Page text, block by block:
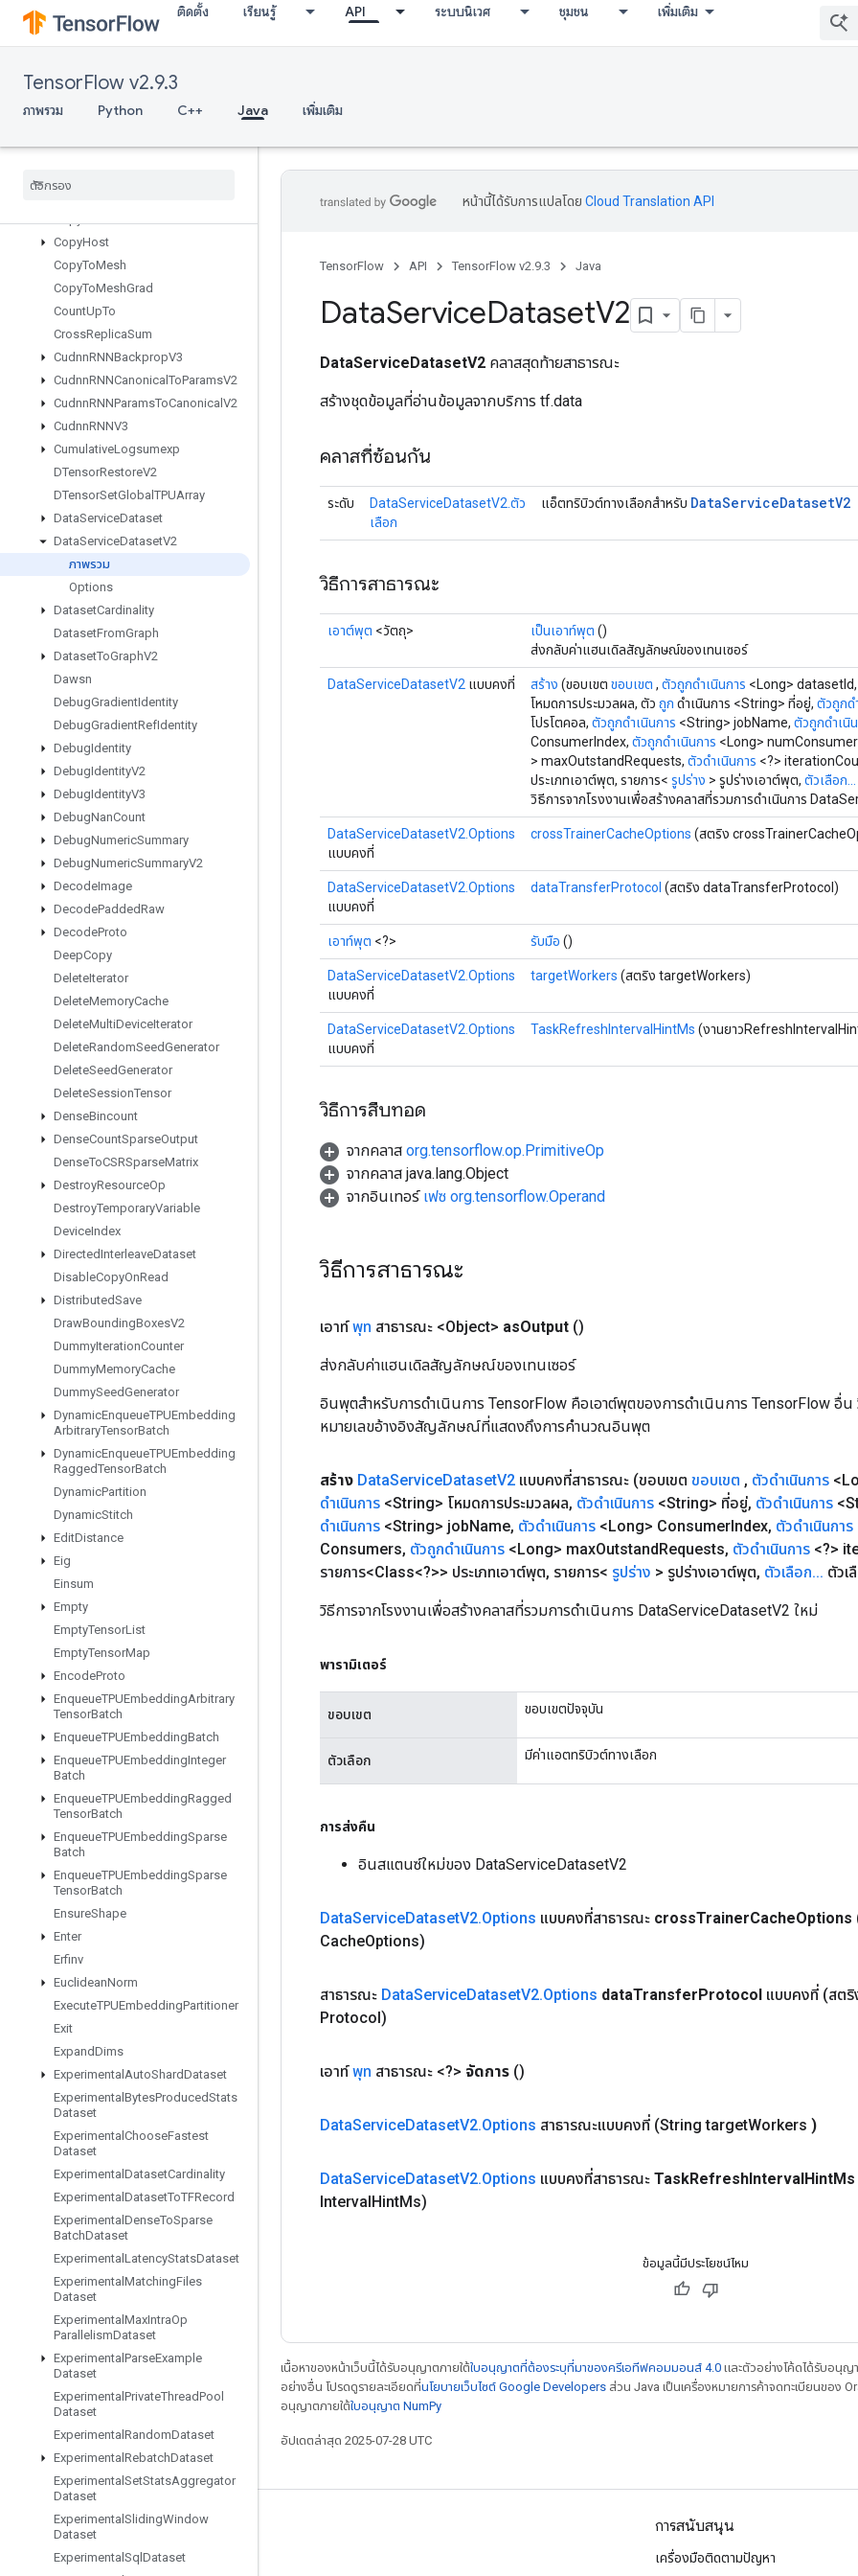
ติดตั้ง เรียนรู้ API ระบบนิเวศ ชุมชน เพิ่มเติม
TensorFlow v2.9.3
ภาพรวม Python C++ Java เพิ่มเติม
ConfigureTPUEmbeddingHost
ConfigureTPUEmbeddingMemory
Constant
ConsumeMutexLock
Conv
CopyHost
CopyToMesh
CopyToMeshGrad
CountUpTo
CrossReplicaSum
CudnnRNNBackpropV3
CudnnRNNCanonical ToParamsV2
CudnnRNNParamsToCanonical V2
CudnnRNNV3
CumulativeLogsumexp
DTensorRestoreV2
DTensorSetGlobal TPUArray
DataServiceDataset
DataServiceDatasetV2
ภาพรวม
Options
DatasetCardinality
DatasetFromGraph
DatasetToGraphV2
Dawsn
DebugGradientIdentity
DebugGradientRefIdentity
DebugIdentity
DebugIdentityV2
DebugIdentityV3
DebugNanCount
DebugNumericSummary
DebugNumericSummaryV2
DecodeImage
DecodePaddedRaw
DecodeProto
DeepCopy
DeleteIterator
DeleteMemoryCache
DeleteMultiDeviceIterator
DeleteRandomSeedGenerator
DeleteSeedGenerator
DeleteSessionTensor
DenseBincount
DenseCountSparseOutput
DenseToCSRSparseMatrix
DestroyResourceOp
DestroyTemporaryVariable
DeviceIndex
DirectedInterleaveDataset
DisableCopyOnRead
DistributedSave
DrawBoundingBoxesV2
DummyIterationCounter
DummyMemoryCache
DummySeedGenerator
DynamicEnqueueTPUEmbedding
ArbitraryTensorBatch
DynamicEnqueueTPUEmbedding
RaggedTensorBatch
DynamicPartition
DynamicStitch
EditDistance
Eig
Einsum
Empty
EmptyTensorList
EmptyTensorMap
EncodeProto
EnqueueTPUEmbeddingArbitrary
TensorBatch
EnqueueTPUEmbeddingBatch
EnqueueTPUEmbeddingInteger
Batch
EnqueueTPUEmbeddingRagged
TensorBatch
EnqueueTPUEmbeddingSparse
Batch
EnqueueTPUEmbeddingSparse
TensorBatch
EnsureShape
Enter
Erfinv
EuclideanNorm
ExecuteTPUEmbeddingPartitioner
Exit
ExpandDims
Experimental AutoShardDataset
Experimental BytesProducedStats
Dataset
Experimental ChooseFastest
Dataset
Experimental DatasetCardinality
Experimental DatasetToTFRecord
Experimental DenseToSparse
BatchDataset
Experimental LatencyStatsDataset
Experimental MatchingFiles
Dataset
Experimental MaxIntraOp
ParallelismDataset
Experimental ParseExample
Dataset
Experimental PrivateThreadPool
Dataset
Experimental RandomDataset
Experimental RebatchDataset
Experimental SetStatsAggregator
Dataset
Experimental SlidingWindow
Dataset
Experimental Sql Dataset
หน้านี้ได้รับการแปลโดย Cloud Translation API
TensorFlow API TensorFlow v2.9.3 Java
DataServiceDatasetV2
DataServiceDatasetV2 คลาสสุดท้ายสาธารณะ
สร้างชุดข้อมูลที่อ่านข้อมูลจากบริการ tf.data
คลาสที่ซ้อนกัน
ระดับ
DataServiceDatasetV2.ตัว
เลือก
แอ็ตทริบิวต์ทางเลือกสำหรับ DataServiceDatasetV2
วิธีการสาธารณะ
เอาต์พุต <วัตถุ> เป็นเอาท์พุต ()
ส่งกลับค่าแฮนเดิลสัญลักษณ์ของเทนเซอร์
DataServiceDatasetV2 แบบคงที่ สร้าง (ขอบเขต ขอบเขต , ตัวถูกดำเนินการ <Long> datasetId,
โหมดการประมวลผล, ตัว ถูก ดำเนินการ <String> ที่อยู่, ตัวถูกด
โปรโตคอล, ตัวถูกดำเนินการ <String> jobName, ตัวถูกดำเนิ
ConsumerIndex, ตัวถูกดำเนินการ <Long>
> maxOutstandRequests, ตัวดำเนินการ <?>
ประเภทเอาต์พุต, รายการ< รูปร่าง > รูปร่างเอาต์พุต, ตัวเลือก...
วิธีการจากโรงงานเพื่อสร้างคลาสที่รวมการดำเนินการ
DataServiceDatasetV2.Options
แบบคงที่
crossTrainerCacheOptions (สตริง
DataServiceDatasetV2.Options
แบบคงที่
dataTransferProtocol (สตริง dataTransferProtocol)
เอาท์พุต <?> รับมือ ()
DataServiceDatasetV2.Options
แบบคงที่
targetWorkers (สตริง targetWorkers)
DataServiceDatasetV2.Options
แบบคงที่
TaskRefreshIntervalHintMs (งานยาว
วิธีการสืบทอด
จากคลาส org.tensorflow.op.PrimitiveOp
จากคลาส java.lang.Object
จากอินเทอร์ เฟซ org.tensorflow.Operand
วิธีการสาธารณะ
เอาท์พุท สาธารณะ <Object> asOutput ()
ส่งกลับค่าแฮนเดิลสัญลักษณ์ของเทนเซอร์
อินพุตสำหรับการดำเนินการ TensorFlow คือเอาต์พุตของการดำเนินการ TensorFlow อื่น
หมายเลขอ้างอิงสัญลักษณ์ที่แสดงถึงการคำนวณอินพุต
สร้าง DataServiceDatasetV2 แบบคงที่สาธารณะ (ขอบเขต ขอบเขต , ตัวดำเนินการ
ดำเนินการ <String> โหมดการประมวลผล, ตัวดำเนินการ <String> ที่อยู่, ตัวดำเนินการ
ดำเนินการ <String> jobName, ตัวดำเนินการ <Long> ConsumerIndex, ตัวดำเนินการ
Consumers, ตัวถูกดำเนินการ <Long> maxOutstandRequests, ตัวดำเนินการ <?>
รายการ<Class<?>> ประเภทเอาต์พุต, รายการ< รูปร่าง > รูปร่างเอาต์พุต, ตัวเลือก... ตัวเ
วิธีการจากโรงงานเพื่อสร้างคลาสที่รวมการดำเนินการ DataServiceDatasetV2 ใหม่
พารามิเตอร์
ขอบเขต ขอบเขตปัจจุบัน
ตัวเลือก มีค่าแอตทริบิวต์ทางเลือก
การส่งคืน
อินสแตนซ์ใหม่ของ DataServiceDatasetV2
DataServiceDatasetV2.Options แบบคงที่สาธารณะ crossTrainerCacheOptions
CacheOptions)
สาธารณะ DataServiceDatasetV2.Options dataTransferProtocol แบบคงที่ (สตริ
Protocol)
เอาท์พุท สาธารณะ <?> จัดการ ()
DataServiceDatasetV2.Options สาธารณะแบบคงที่ (String targetWorkers )
DataServiceDatasetV2.Options แบบคงที่สาธารณะ TaskRefreshIntervalHintMs
IntervalHintMs)
ข้อมูลนี้มีประโยชน์ไหม
เนื้อหาของหน้าเว็บนี้ได้รับอนุญาตภายใต้ใบอนุญาตที่ต้องระบุที่มาของครีเอทีฟคอมมอนส์ 4.0 และตัวอย่างโค้ดได้รับอนุญ
อย่างอื่น โปรดดูรายละเอียดที่นโยบายเว็บไซต์ Google Developers ส่วน Java เป็นเครื่องหมายการค้าจดทะเบียนของ
อนุญาตภายใต้ใบอนุญาต NumPy
อัปเดตล่าสุด 2025-07-28 UTC
เชื่อมต่อเสมอ การสนับสนุน
เครื่องมือติดตามปัญหา